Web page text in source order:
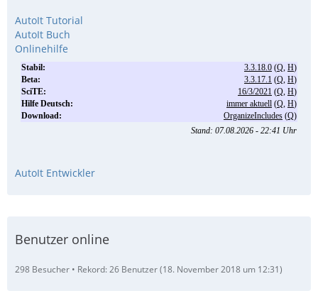
AutoIt Tutorial
AutoIt Buch
Onlinehilfe
AutoIt Entwickler
Benutzer online
298 Besucher Rekord: 26 Benutzer (18. November 2018 um 12:31)